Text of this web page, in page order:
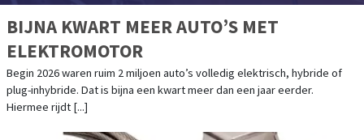
BIJNA KWART MEER AUTO’S MET
ELEKTROMOTOR
Begin 2026 waren ruim 2 miljoen auto’s volledig elektrisch, hybride of
plug-inhybride. Dat is bijna een kwart meer dan een jaar eerder.
Hiermee rijdt [...]